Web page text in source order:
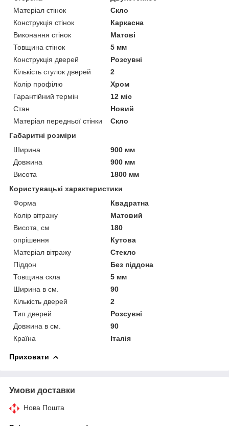
Матеріал стінок
Скло
Конструкція стінок
Каркасна
Виконання стінок
Матові
Товщина стінок
5 мм
Конструкція дверей
Розсувні
Кількість стулок дверей
2
Колір профілю
Хром
Гарантійний термін
12 міс
Стан
Новий
Матеріал передньої стінки
Скло
Габаритні розміри
Ширина
900 мм
Довжина
900 мм
Висота
1800 мм
Користувацькі характеристики
Форма
Квадратна
Колір вітражу
Матовий
Висота, см
180
опрішення
Кутова
Матеріал вітражу
Стекло
Піддон
Без піддона
Товщина скла
5 мм
Ширина в см.
90
Кількість дверей
2
Тип дверей
Розсувні
Довжина в см.
90
Країна
Італія
Приховати
Умови доставки
Нова Пошта